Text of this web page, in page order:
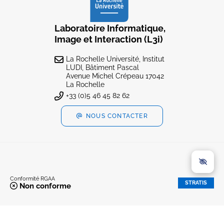
Laboratoire Informatique,
Image et Interaction (L3i)
La Rochelle Université, Institut
LUDI, Bâtiment Pascal
Avenue Michel Crépeau 17042
La Rochelle
+33 (0)5 46 45 82 62
NOUS CONTACTER
Conformité RGAA
Non conforme STRATIS